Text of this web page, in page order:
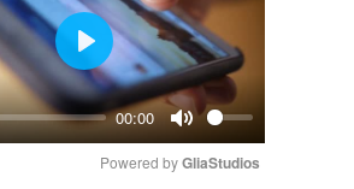
00:00
Mute
Play
Powered by GliaStudios